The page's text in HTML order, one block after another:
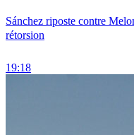
Sánchez riposte contre
rétorsion
19:18